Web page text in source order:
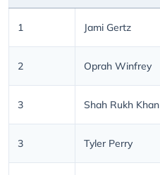
1 Jami Gertz
2 Oprah Winfrey
3 Shah Rukh Khan
3 Tyler Perry